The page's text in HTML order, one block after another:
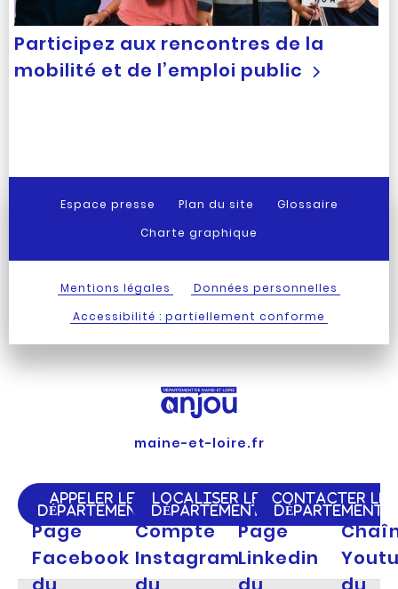
Participez aux rencontres de la
mobilité et de l’emploi public
Espace presse Plan du site
Glossaire
Charte graphique
Mentions légales
Données personnelles
Accessibilité : partiellement conforme
maine-et-loire.fr
APPELER LE
DÉPARTEMENT
LOCALISER LE
DÉPARTEMENT
CONTACTER LE
DÉPARTEMENT
Page
Facebook
Compte
Instagram
Page
Linkedin